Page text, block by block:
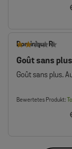
Dominique R.
Goût sans
Goût sans plus.
Bewertetes Produkt: